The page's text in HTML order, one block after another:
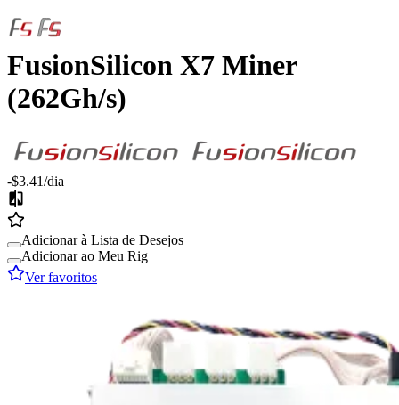
FusionSilicon X7 Miner
(262Gh/s)
-$3.41/dia
Adicionar à Lista de Desejos
Adicionar ao Meu Rig
Ver favoritos